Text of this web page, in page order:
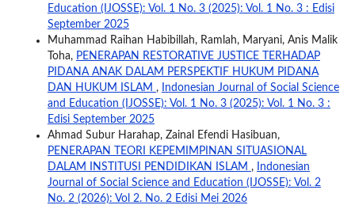
Education (IJOSSE): Vol. 1 No. 3 (2025): Vol. 1 No. 3 : Edisi
September 2025
Muhammad Raihan Habibillah, Ramlah, Maryani, Anis Malik
Toha, PENERAPAN RESTORATIVE JUSTICE TERHADAP
PIDANA ANAK DALAM PERSPEKTIF HUKUM PIDANA
DAN HUKUM ISLAM ,
Indonesian Journal of Social Science
and Education (IJOSSE): Vol. 1 No. 3 (2025): Vol. 1 No. 3 :
Edisi September 2025
Ahmad Subur Harahap, Zainal Efendi Hasibuan,
PENERAPAN TEORI KEPEMIMPINAN SITUASIONAL
DALAM INSTITUSI PENDIDIKAN ISLAM ,
Indonesian
Journal of Social Science and Education (IJOSSE): Vol. 2
No. 2 (2026): Vol 2. No. 2 Edisi Mei 2026